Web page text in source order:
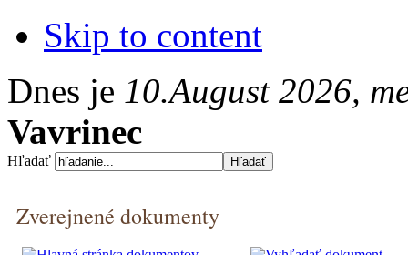
Skip to content
Dnes je 10.August 2026,
Vavrinec
Hľadať
Zverejnené dokumenty